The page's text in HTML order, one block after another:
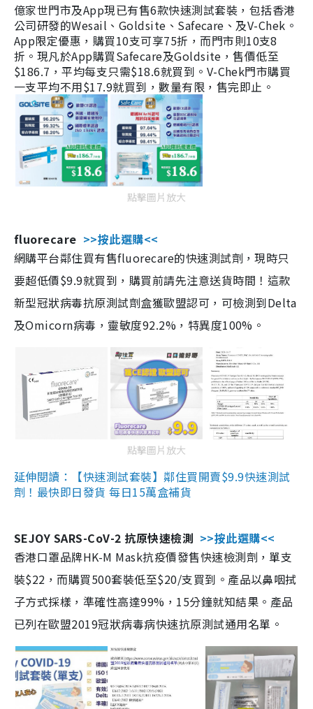
億家世門市及App現已有售6款快速測試套裝，包括香港
公司研發的Wesail、Goldsite、Safecare、及V-Chek。
App限定優惠，購買10支可享75折，而門市則10支8
折。現凡於App購買Safecare及Goldsite，售價低至
$186.7，平均每支只需$18.6就買到。V-Chek門市購買
一支平均不用$17.9就買到，數量有限，售完即止。
點擊圖片放大
fluorecare >>按此選購<<
網購平台鄰住買有售fluorecare的快速測試劑，現時只
要超低價$9.9就買到，購買前請先注意送貨時間！這款
新型冠狀病毒抗原測試劑盒獲歐盟認可，可檢測到Delta
及Omicorn病毒，靈敏度92.2%，特異度100%。
點擊圖片放大
延伸閱讀：【快速測試套裝】鄰住買開賣$9.9快速測試
劑！最快即日發貨 每日15萬盒補貨
SEJOY SARS-CoV-2 抗原快速檢測 >>按此選購<<
香港口罩品牌HK-M Mask抗疫價發售快速檢測劑，單支
裝$22，而購買500套裝低至$20/支買到。產品以鼻咽拭
子方式採樣，準確性高達99%，15分鐘就知結果。產品
已列在歐盟2019冠狀病毒病快速抗原測試通用名單。